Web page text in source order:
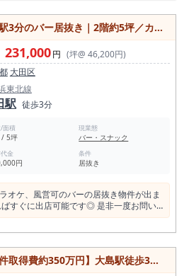
居抜き｜2階約5坪／カラオケ可／風営可／深夜営業可
231,000円 (坪@ 46,200円)
大田区
東北線
駅 徒歩3分
面積
/ 5坪
現業態
バー・スナック
金
円
条件
居抜き
ケ、風営可のバーの居抜き物件が出ま
ばすぐに出店可能です◎ 是非一度お問い
島駅徒歩3分／鰻屋居抜き物件／視認性◎／内装美麗且つ造作代無償／約17坪